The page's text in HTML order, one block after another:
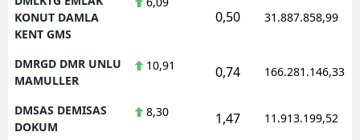
KONUT DAMLA
KENT GMS
0,50 31.887.858,99
DMRGD DMR UNLU
MAMULLER
10,91 0,74 166.281.146,33
DMSAS DEMISAS
DOKUM
8,30 1,47 11.913.199,52